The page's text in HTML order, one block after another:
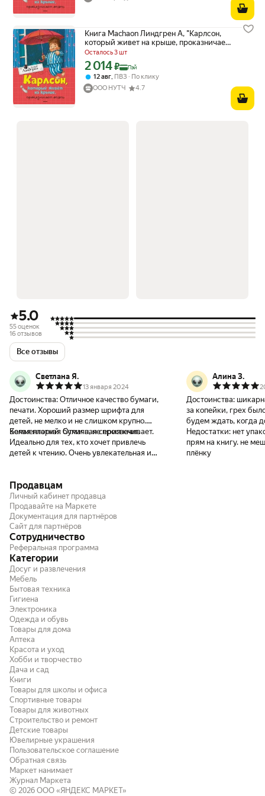
Книга Machaon Линдгрен А, "Карлсон,
который живет на крыше, проказничает
опять"
Осталось 3 шт
Цена с картой Яндекс Пэй 2014 ₽ вместо
2 014₽ Пэй
12 авг, ПВЗ
По клику
ООО НУТЧ
4.7
5.0
55 оценок
16 отзывов
Все отзывы
Светлана Я.
13 января 2024
Достоинства: Отличное качество бумаги,
печати. Хороший размер шрифта для
детей, не мелко и не слишком крупно.
Белая плотная бумага, не просвечивает.
Комментарий: Отличная серия книг.
Идеально для тех, кто хочет привлечь
детей к чтению. Очень увлекательная и
Алина З.
Достоинства:
за копейки, грех
будем ждать, когда
Недостатки: нет
прям на книгу. не
плёнку
Продавцам
Личный кабинет продавца
Продавайте на Маркете
Документация для партнёров
Сайт для партнёров
Сотрудничество
Реферальная программа
Категории
Досуг и развлечения
Мебель
Бытовая техника
Гигиена
Электроника
Одежда и обувь
Товары для дома
Аптека
Красота и уход
Хобби и творчество
Дача и сад
Книги
Товары для школы и офиса
Спортивные товары
Товары для животных
Строительство и ремонт
Детские товары
Ювелирные украшения
Пользовательское соглашение
Обратная связь
Маркет нанимает
Журнал Маркета
© 2026 ООО «ЯНДЕКС МАРКЕТ»